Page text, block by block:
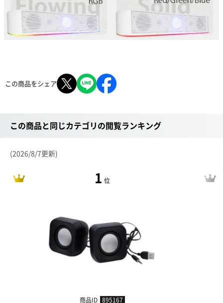
この商品をシェア
この商品と同じカテゴリの閲覧ランキング
(2026/8/7更新)
1 位
商品ID 895167